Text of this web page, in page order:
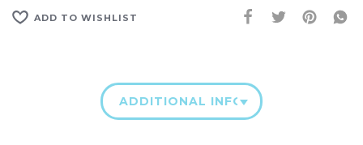
ADD TO WISHLIST
ADDITIONAL INFORMATION